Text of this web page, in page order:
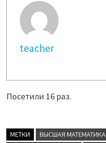
teacher
Посетили 16 раз.
МЕТКИ ВЫСШАЯ МАТЕМАТИКА